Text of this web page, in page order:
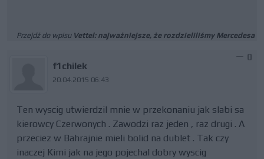
Przejdź do wpisu Vettel: najważniejsze, że rozdzieliliśmy Mercedesa
f1chilek
20.04.2015 06:43
0
Ten wyscig utwierdzil mnie w przekonaniu jak slabi sa
kierowcy Czerwonych . Zawodzi raz jeden , raz drugi . A
przeciez w Bahrajnie mieli bolid na dublet . Tak czy
inaczej Kimi jak na jego pojechal dobry wyscig